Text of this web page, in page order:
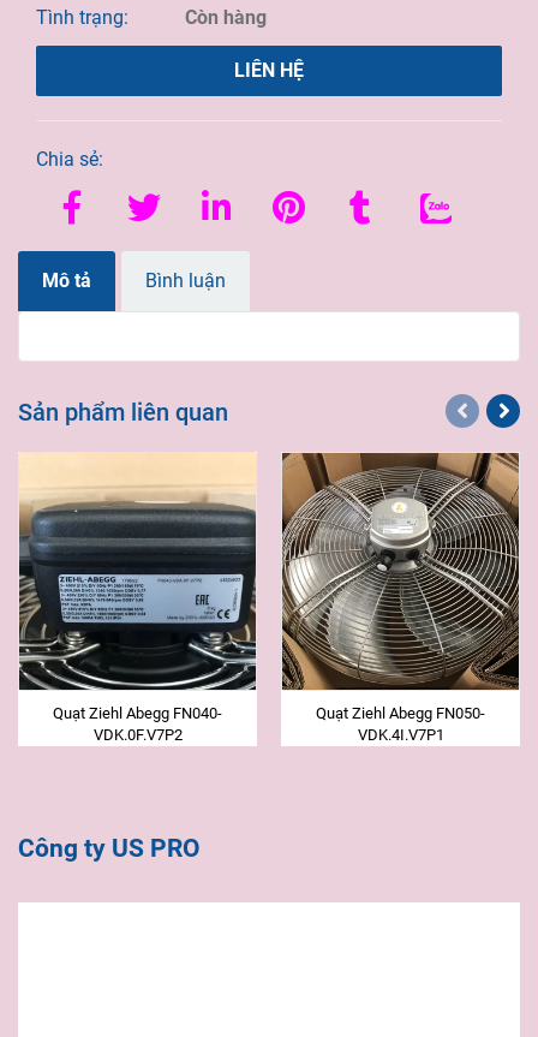
Tình trạng: Còn hàng
LIÊN HỆ
Chia sẻ:
Mô tả Bình luận
Sản phẩm liên quan
Quạt Ziehl Abegg FN040-
VDK.0F.V7P2
Quạt Ziehl Abegg FN050-
VDK.4I.V7P1
Công ty US PRO